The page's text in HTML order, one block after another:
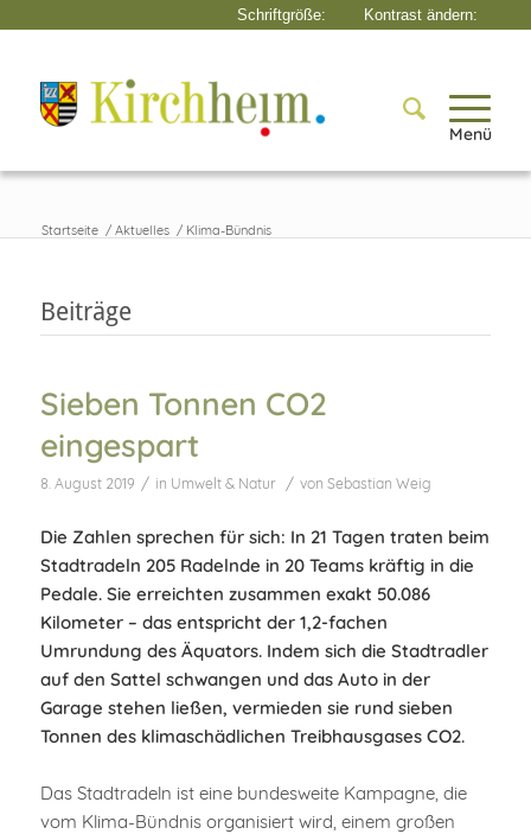
Menü
Startseite / Aktuelles / Klima-Bündnis
Beiträge
Sieben Tonnen CO2
eingespart
8. August 2019 / in Umwelt & Natur / von Sebastian Weig
Die Zahlen sprechen für sich: In 21 Tagen traten beim
Stadtradeln 205 Radelnde in 20 Teams kräftig in die
Pedale. Sie erreichten zusammen exakt 50.086
Kilometer – das entspricht der 1,2-fachen
Umrundung des Äquators. Indem sich die Stadtradler
auf den Sattel schwangen und das Auto in der
Garage stehen ließen, vermieden sie rund sieben
Tonnen des klimaschädlichen Treibhausgases CO2.
Das Stadtradeln ist eine bundesweite Kampagne, die
vom Klima-Bündnis organisiert wird, einem großen